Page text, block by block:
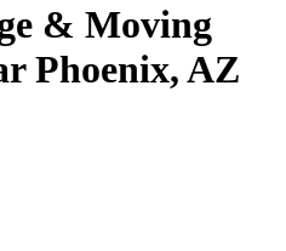
& Moving
Phoenix, AZ